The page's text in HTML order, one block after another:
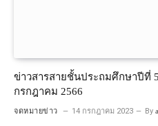
ข่าวสารสายชั้นประถมศึกษาปีที่
กรกฎาคม 2566
จดหมายข่าว 14 กรกฎาคม 2023 By